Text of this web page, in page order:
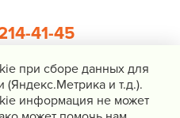
41-45
мне
при сборе данных для
(Яндекс.Метрика и т.д.).
информация не может